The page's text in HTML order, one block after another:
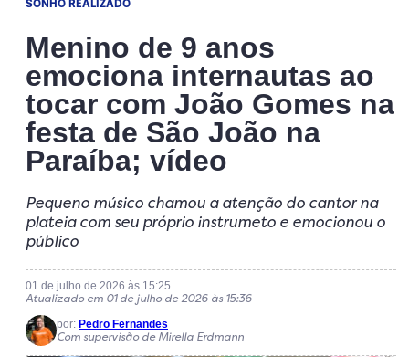
SONHO REALIZADO
Menino de 9 anos
emociona internautas ao
tocar com João Gomes na
festa de São João na
Paraíba; vídeo
Pequeno músico chamou a atenção do cantor na
plateia com seu próprio instrumeto e emocionou o
público
01 de julho de 2026 às 15:25
Atualizado em 01 de julho de 2026 às 15:36
por: Pedro Fernandes
Com supervisão de Mirella Erdmann